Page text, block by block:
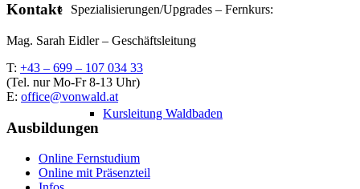
Spezialisierungen/Upgrades – Fernkurs:
Kursleitung Waldbaden
Kontakt
Mag. Sarah Eidler – Geschäftsleitung
T: +43 – 699 – 107 034 33
(Tel. nur Mo-Fr 8-13 Uhr)
E: office@vonwald.at
Ausbildungen
Online Fernstudium
Online mit Präsenzteil